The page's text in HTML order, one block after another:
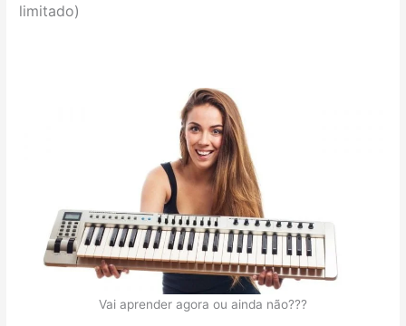
limitado)
Vai aprender agora ou ainda não???